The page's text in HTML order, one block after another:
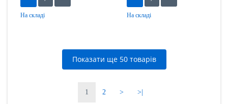
На складі На складі
Показати ще 50 товарів
1 2 > >|